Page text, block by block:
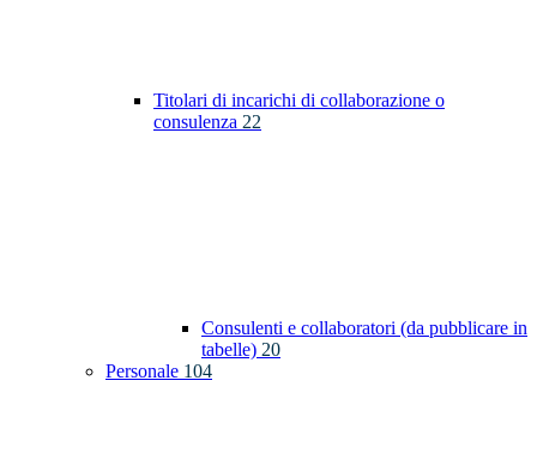
Titolari di incarichi di collaborazione o
consulenza 22
Consulenti e collaboratori (da pubblicare in
tabelle) 20
Personale 104